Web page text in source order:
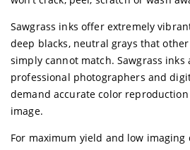
Sawgrass inks offer extremely
deep blacks, neutral grays that
simply cannot match. Sawgrass
professional photographers and
demand accurate color
image.
For maximum yield and low imaging